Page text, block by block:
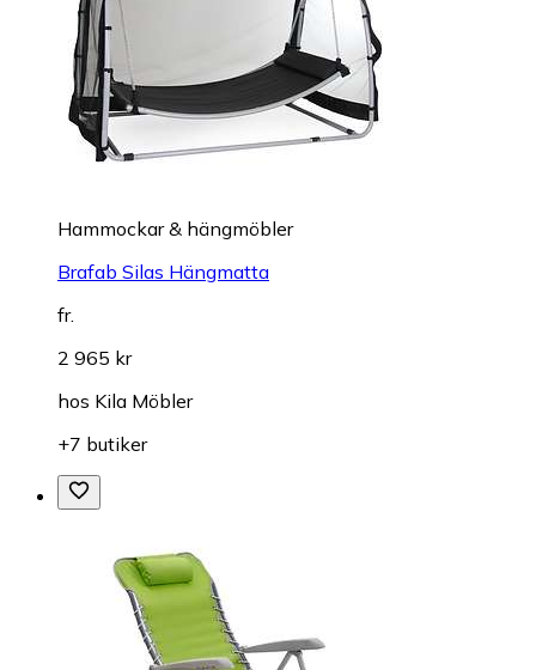
Hammockar & hängmöbler
Brafab Silas Hängmatta
fr.
2 965 kr
hos Kila Möbler
+7 butiker